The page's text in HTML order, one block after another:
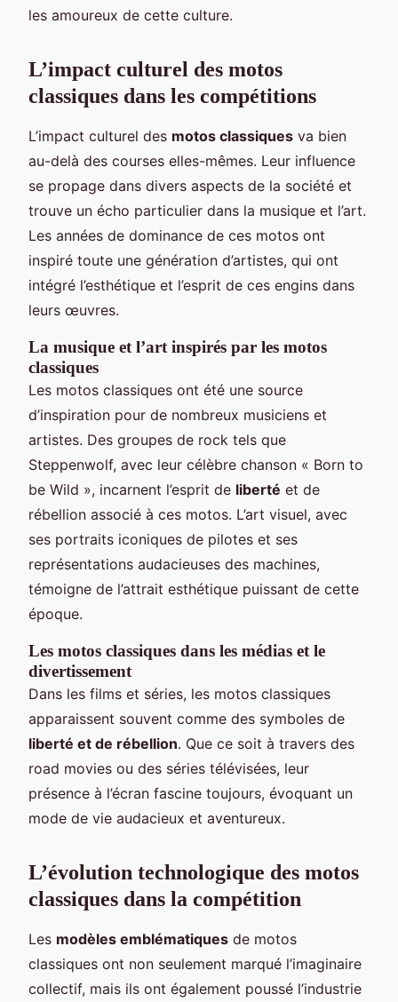
les amoureux de cette culture.
L’impact culturel des motos
classiques dans les compétitions
L’impact culturel des motos classiques va bien
au-delà des courses elles-mêmes. Leur influence
se propage dans divers aspects de la société et
trouve un écho particulier dans la musique et l’art.
Les années de dominance de ces motos ont
inspiré toute une génération d’artistes, qui ont
intégré l’esthétique et l’esprit de ces engins dans
leurs œuvres.
La musique et l’art inspirés par les motos
classiques
Les motos classiques ont été une source
d’inspiration pour de nombreux musiciens et
artistes. Des groupes de rock tels que
Steppenwolf, avec leur célèbre chanson « Born to
be Wild », incarnent l’esprit de liberté et de
rébellion associé à ces motos. L’art visuel, avec
ses portraits iconiques de pilotes et ses
représentations audacieuses des machines,
témoigne de l’attrait esthétique puissant de cette
époque.
Les motos classiques dans les médias et le
divertissement
Dans les films et séries, les motos classiques
apparaissent souvent comme des symboles de
liberté et de rébellion. Que ce soit à travers des
road movies ou des séries télévisées, leur
présence à l’écran fascine toujours, évoquant un
mode de vie audacieux et aventureux.
L’évolution technologique des motos
classiques dans la compétition
Les modèles emblématiques de motos
classiques ont non seulement marqué l’imaginaire
collectif, mais ils ont également poussé l’industrie